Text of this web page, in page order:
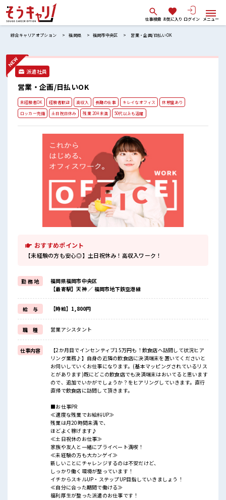
仕事検索 お気に入り ログイン メニュー
綜合キャリアオプション 福岡県 福岡市中央区 営業・企画/日払いOK
派遣社員
営業・企画/日払いOK
未経験者OK 経験者歓迎 高収入 長期の仕事 キレイなオフィス
休憩室あり
ロッカー完備
土日祝日休み 残業 20H未満 50代以上も活躍
おすすめポイント
【未経験の方も安心◎】土日祝休み！高収入ワーク！
勤 務 地
福岡県福岡市中央区
【最寄駅】天神 ／ 福岡市地下鉄空港線
給 与 【時給】1,800円
職 種 営業アシスタント
仕事内容
【2か月目でインセンティブ15万円も！飲食店へ訪問して状況ヒア
リング業務♪】自身の近隣の飲食店に決済端末を置いてくださいと
お伺いしていくお仕事になります。(基本マッピングされているリス
とがあります)既にどこの飲食店でも決済端末はおいてると思います
ので、追加でいかがでしょうか？をヒアリングしていきます。直行
直帰で飲食店に訪問して頂きます。
■お仕事PR
≪適度な残業でお給料UP≫
残業は月20時間未満で、
ほどよく稼げます♪
≪土日祝休のお仕事≫
家族や友人と一緒にプライベート満喫！
≪未経験の方も大カンゲイ≫
新しいことにチャレンジするのは不安だけど、
しっかり働く環境が整っています！
イチからスキルUP・ステップUP目指していきましょう！
≪自分に合った期間で働ける≫
福利厚生が整った派遣のお仕事です！